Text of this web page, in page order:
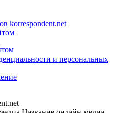
korrespondent.net
и персональных